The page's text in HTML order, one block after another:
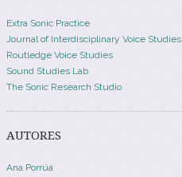
Extra Sonic Practice
Journal of Interdisciplinary Voice Studies
Routledge Voice Studies
Sound Studies Lab
The Sonic Research Studio
AUTORES
Ana Porrúa